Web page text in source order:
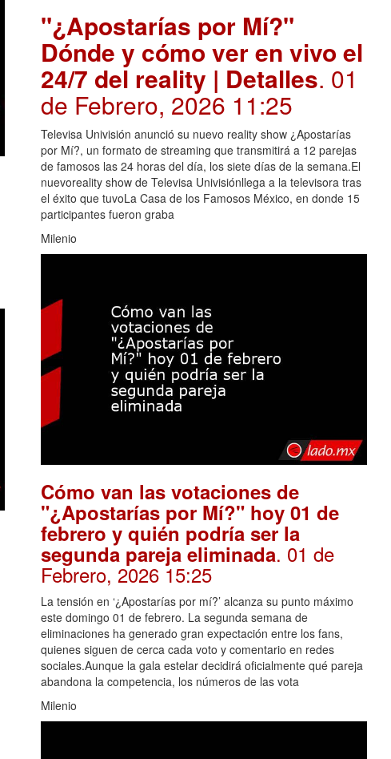
"¿Apostarías por Mí?"
Dónde y cómo ver en vivo el
24/7 del reality | Detalles. 01
de Febrero, 2026 11:25
Televisa Univisión anunció su nuevo reality show ¿Apostarías
por Mí?, un formato de streaming que transmitirá a 12 parejas
de famosos las 24 horas del día, los siete días de la semana.El
nuevoreality show de Televisa Univisiónllega a la televisora tras
el éxito que tuvoLa Casa de los Famosos México, en donde 15
participantes fueron graba
Milenio
Cómo van las votaciones de
"¿Apostarías por Mí?" hoy 01 de
febrero y quién podría ser la
segunda pareja eliminada. 01 de
Febrero, 2026 15:25
La tensión en ‘¿Apostarías por mí?’ alcanza su punto máximo
este domingo 01 de febrero. La segunda semana de
eliminaciones ha generado gran expectación entre los fans,
quienes siguen de cerca cada voto y comentario en redes
sociales.Aunque la gala estelar decidirá oficialmente qué pareja
abandona la competencia, los números de las vota
Milenio